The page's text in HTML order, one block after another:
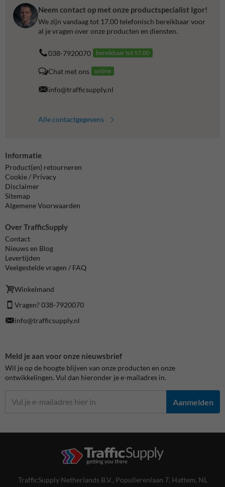
Neem contact op met onze productspecialist Igor!
We zijn vandaag tot 17.00 telefonisch bereikbaar voor
al je vragen over onze producten en diensten.
038-7920070 bereikbaar tot 17.00
Chat met ons online
info@trafficsupply.nl
Alle contactgegevens
Informatie
Product(en) retourneren
Cookie / Privacy
Disclaimer
Sitemap
Algemene Voorwaarden
Over TrafficSupply
Contact
Nieuws en Blog
Levertijden
Veelgestelde vragen / FAQ
Winkelmand
Vragen? 038-7920070
info@trafficsupply.nl
Meld je aan voor onze nieuwsbrief
Wil je op de hoogte blijven van onze producten en onze
ontwikkelingen. Vul dan hieronder je e-mailadres in.
Aanmelden
TrafficSupply Netherlands B.V., Populierenlaan 7, Hattem, NL